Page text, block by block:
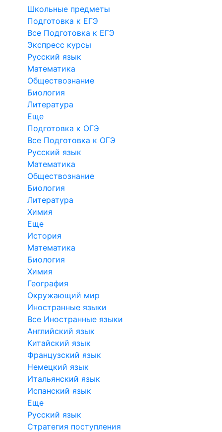
Школьные предметы
Подготовка к ЕГЭ
Все Подготовка к ЕГЭ
Экспресс курсы
Русский язык
Математика
Обществознание
Биология
Литература
Еще
Подготовка к ОГЭ
Все Подготовка к ОГЭ
Русский язык
Математика
Обществознание
Биология
Литература
Химия
Еще
История
Математика
Биология
Химия
География
Окружающий мир
Иностранные языки
Все Иностранные языки
Английский язык
Китайский язык
Французский язык
Немецкий язык
Итальянский язык
Испанский язык
Еще
Русский язык
Стратегия поступления